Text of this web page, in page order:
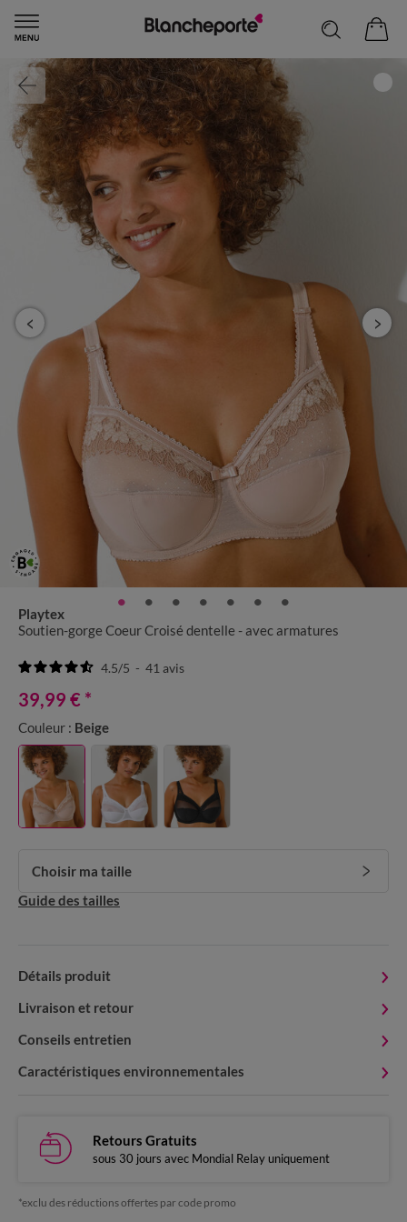
Playtex
Soutien-gorge Coeur Croisé dentelle - avec armatures
4.5/5 - 41 avis
39,99 € *
Couleur : Beige
Choisir ma taille
Guide des tailles
Détails produit
Livraison et retour
Conseils entretien
Caractéristiques environnementales
Retours Gratuits
sous 30 jours avec Mondial Relay uniquement
*exclu des réductions offertes par code promo